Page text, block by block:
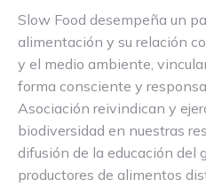
Slow Food desempeña un
alimentación y su relación
y el medio ambiente,
forma consciente y
Asociación reivindican y
biodiversidad en nuestras
difusión de la educación del
productores de alimentos